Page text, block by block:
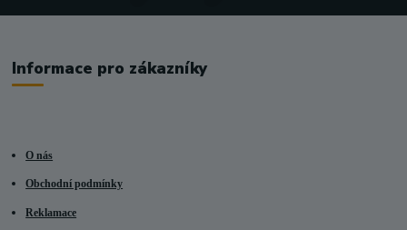
Informace pro zákazníky
O nás
Obchodní podmínky
Reklamace